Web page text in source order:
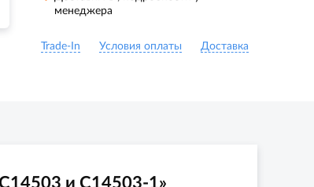
менеджера
Trade-In Условия оплаты Доставка
и C14503-1»